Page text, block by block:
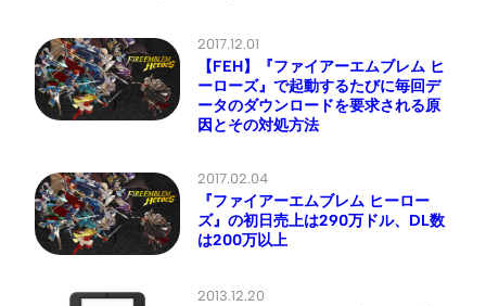
2017.12.01
【FEH】『ファイアーエムブレム ヒ
ーローズ』で起動するたびに毎回デ
ータのダウンロードを要求される原
因とその対処方法
2017.02.04
『ファイアーエムブレム ヒーロー
ズ』の初日売上は290万ドル、DL数
は200万以上
2013.12.20